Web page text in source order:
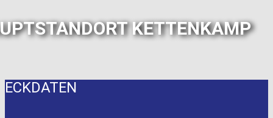
KETTENKAMP
ECKDATEN